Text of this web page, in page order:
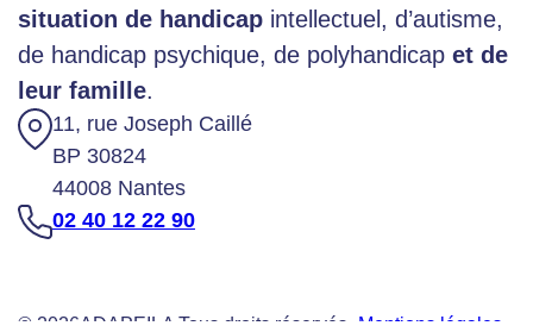
situation de handicap intellectuel, d’autisme,
de handicap psychique, de polyhandicap et de
leur famille.
11, rue Joseph Caillé
BP 30824
44008 Nantes
02 40 12 22 90
© 2026 ADAPEILA Tous droits réservés - Mentions légales